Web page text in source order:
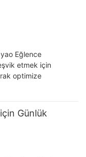
Eğlence
etmek için
optimize
Günlük